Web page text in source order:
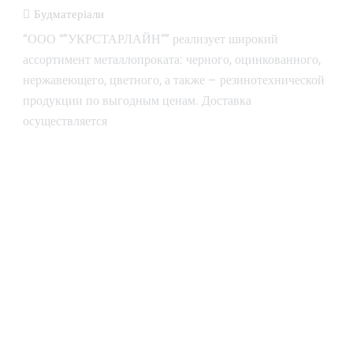
Будматеріали
“ООО “”УКРСТАРЛАЙН”” реализует широкий
ассортимент металлопроката: черного, оцинкованного,
нержавеющего, цветного, а также – резинотехнической
продукции по выгодным ценам. Доставка
осуществляется